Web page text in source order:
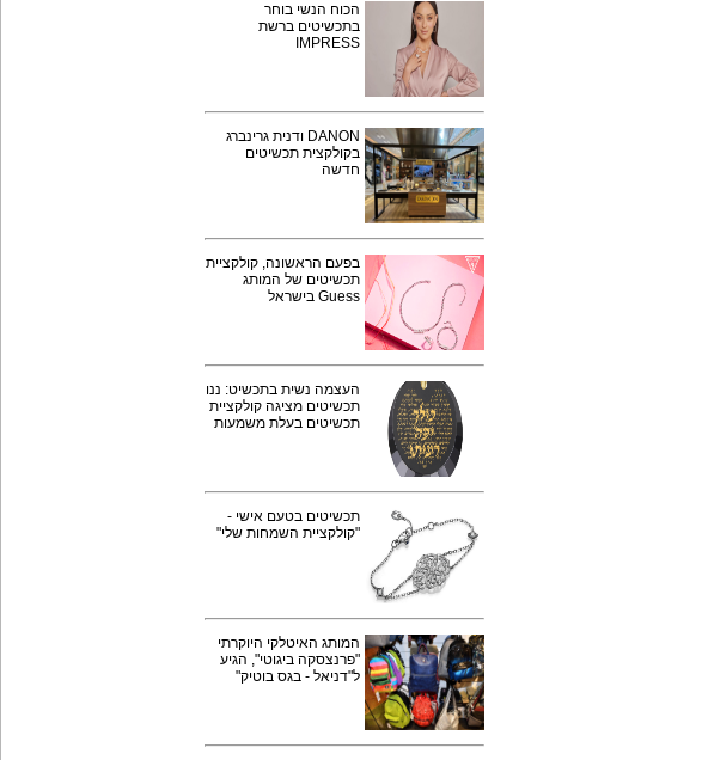
הכוח הנשי בוחר
בתכשיטים ברשת
IMPRESS
DANON ודנית גרינברג
בקולקצית תכשיטים
חדשה
בפעם הראשונה, קולקציית
תכשיטים של המותג
Guess בישראל
העצמה נשית בתכשיט: ננו
תכשיטים מציגה קולקציית
תכשיטים בעלת משמעות
תכשיטים בטעם אישי -
"קולקציית השמחות שלי"
המותג האיטלקי היוקרתי
"פרנצסקה ביגוטי", הגיע
ל"דניאל - בגס בוטיק"